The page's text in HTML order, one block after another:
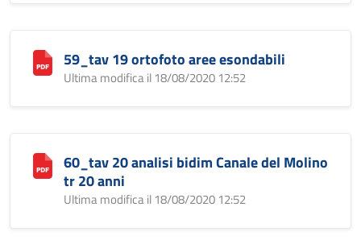
59_tav 19 ortofoto aree esondabili
Ultima modifica il 18/08/2020 12:52
60_tav 20 analisi bidim Canale del Molino
tr 20 anni
Ultima modifica il 18/08/2020 12:52